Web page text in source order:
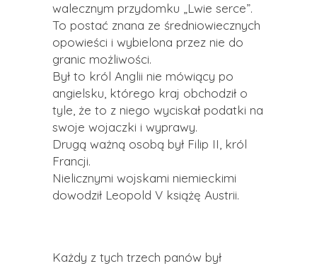
walecznym przydomku „Lwie serce”.
To postać znana ze średniowiecznych
opowieści i wybielona przez nie do
granic możliwości.
Był to król Anglii nie mówiący po
angielsku, którego kraj obchodził o
tyle, że to z niego wyciskał podatki na
swoje wojaczki i wyprawy.
Drugą ważną osobą był Filip II, król
Francji.
Nielicznymi wojskami niemieckimi
dowodził Leopold V książę Austrii.
Każdy z tych trzech panów był